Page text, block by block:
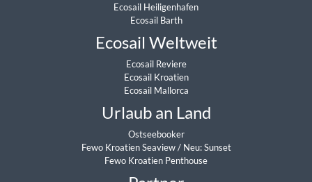
Ecosail Heiligenhafen
Ecosail Barth
Ecosail Weltweit
Ecosail Reviere
Ecosail Kroatien
Ecosail Mallorca
Urlaub an Land
Ostseebooker
Fewo Kroatien Seaview/ Neu: Sunset
Fewo Kroatien Penthouse